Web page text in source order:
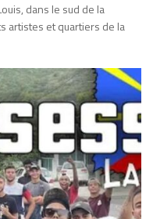
dans le sud de la
artistes et quartiers de la